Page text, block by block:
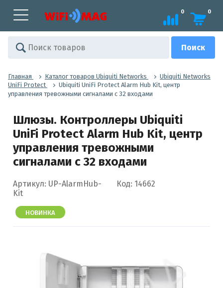
0 0
Главная Каталог товаров Ubiquiti Networks
Ubiquiti Networks
UniFi Protect
Ubiquiti UniFi Protect Alarm Hub Kit, центр
управления тревожными сигналами с 32 входами
Шлюзы. Контроллеры Ubiquiti
UniFi Protect Alarm Hub Kit, центр
управления тревожными
сигналами с 32 входами
Артикул: UP-AlarmHub-
Kit
Код: 14662
НОВИНКА